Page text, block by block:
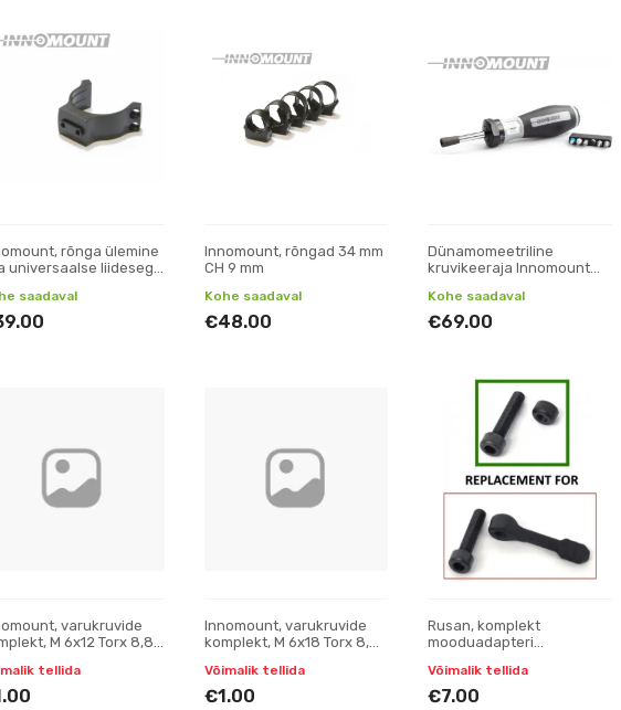
rõnga ülemine
universaalse liidesega
saadaval
Innomount, rõngad 34 mm
CH 9 mm
Kohe saadaval
€48.00
Dünamomeetriline
kruvikeeraja Innomount
Kohe saadaval
€69.00
varukruvide
M 6x12 Torx 8,8
tellida
Innomount, varukruvide
komplekt, M 6x18 Torx 8,8
Võimalik tellida
€1.00
Rusan, komplekt
mooduadapteri
(parempoolne keere)
Võimalik tellida
€7.00